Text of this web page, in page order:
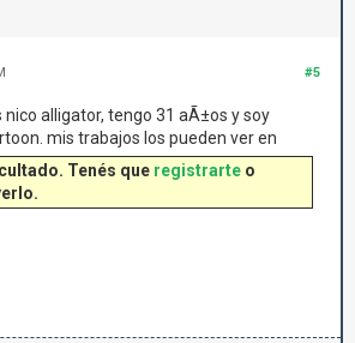
#5
nico alligator, tengo 31 aÃ±os y soy
mis trabajos los pueden ver en
Tenés que registrarte o